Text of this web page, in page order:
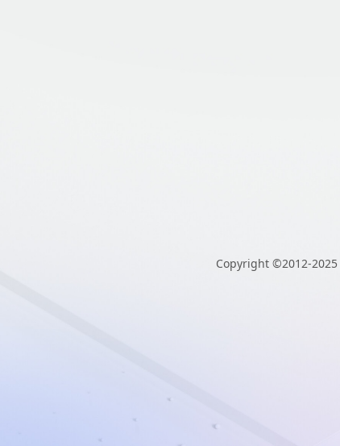
Copyright ©2012-2025